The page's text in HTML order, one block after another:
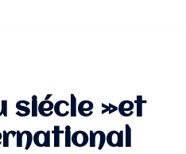
siécle »et